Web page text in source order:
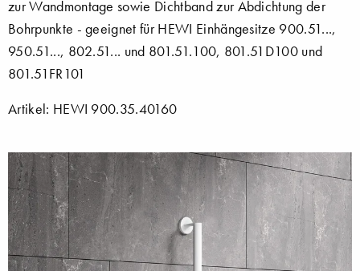
zur Wandmontage sowie Dichtband zur Abdichtung der
Bohrpunkte - geeignet für HEWI Einhängesitze 900.51...,
950.51..., 802.51... und 801.51.100, 801.51D100 und
801.51FR101
Artikel: HEWI 900.35.40160